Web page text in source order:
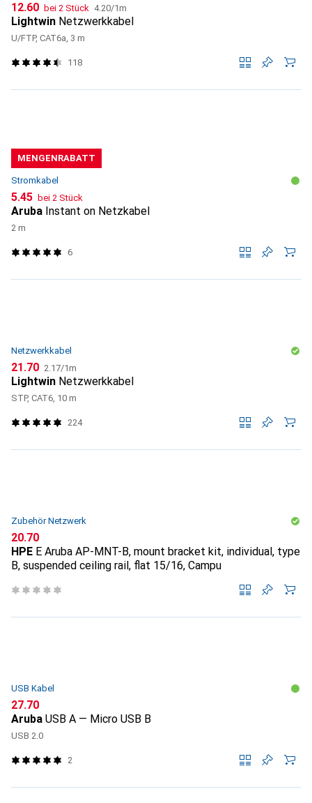
CHF
12.60 bei 2 Stück CHF
4.20/1m
Lightwin Netzwerkkabel
U/FTP, CAT6a, 3 m
118
MENGENRABATT
Stromkabel
CHF
5.45 bei 2 Stück
Aruba Instant on Netzkabel
2 m
6
Netzwerkkabel
CHF
21.70 CHF
2.17/1m
Lightwin Netzwerkkabel
STP, CAT6, 10 m
224
Zubehör Netzwerk
CHF
20.70
HPE E Aruba AP-MNT-B, mount bracket kit, individual, type
B, suspended ceiling rail, flat 15/16, Campu
USB Kabel
CHF
27.70
Aruba USB A — Micro USB B
USB 2.0
2